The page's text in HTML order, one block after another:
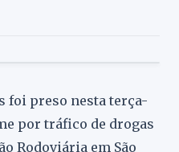
foi preso nesta terça-
por tráfico de drogas
Rodoviária em São